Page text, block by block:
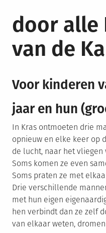
door alle
van de
Voor kinderen
jaar en hun
In Kras ontmoeten drie
opnieuw en elke keer op
de lucht, naar het vliegen
Soms komen ze even
Soms praten ze met
Drie verschillende
met hun eigen
hen verbindt dan ze zelf
van elkaar weten,